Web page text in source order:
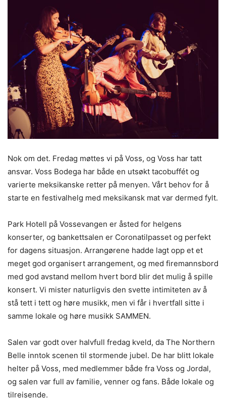
Nok om det. Fredag møttes vi på Voss, og Voss har tatt
ansvar. Voss Bodega har både en utsøkt tacobuffét og
varierte meksikanske retter på menyen. Vårt behov for å
starte en festivalhelg med meksikansk mat var dermed fylt.
Park Hotell på Vossevangen er åsted for helgens
konserter, og bankettsalen er Coronatilpasset og perfekt
for dagens situasjon. Arrangørene hadde lagt opp et et
meget god organisert arrangement, og med firemannsbord
med god avstand mellom hvert bord blir det mulig å spille
konsert. Vi mister naturligvis den svette intimiteten av å
stå tett i tett og høre musikk, men vi får i hvertfall sitte i
samme lokale og høre musikk SAMMEN.
Salen var godt over halvfull fredag kveld, da The Northern
Belle inntok scenen til stormende jubel. De har blitt lokale
helter på Voss, med medlemmer både fra Voss og Jordal,
og salen var full av familie, venner og fans. Både lokale og
tilreisende.